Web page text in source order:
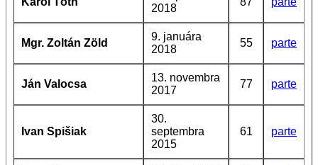
2018
Mgr. Zoltán Zöld
9. januára
2018
55 parte
Ján Valocsa
13. novembra
2017
77 parte
Ivan Spišiak
30.
septembra
2015
61 parte